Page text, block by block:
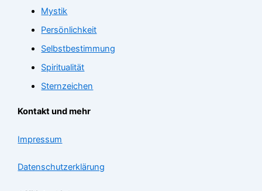
Mystik
Persönlichkeit
Selbstbestimmung
Spiritualität
Sternzeichen
Kontakt und mehr
Impressum
Datenschutzerklärung